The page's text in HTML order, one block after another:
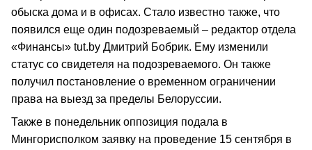
обыска дома и в офисах. Стало известно также, что
появился еще один подозреваемый – редактор отдела
«Финансы» tut.by Дмитрий Бобрик. Ему изменили
статус со свидетеля на подозреваемого. Он также
получил постановление о временном ограничении
права на выезд за пределы Белоруссии.
Также в понедельник оппозиция подала в
Мингорисполком заявку на проведение 15 сентября в